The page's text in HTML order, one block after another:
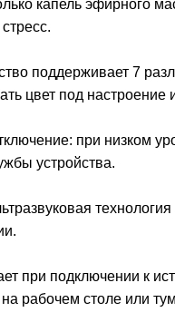
капель эфирного
поддерживает 7
цвет под настроение
при низком
устройства.
при подключении к
рабочем столе или